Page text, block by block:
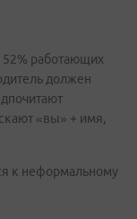
52% работающих
должен
«вы» + имя,
к неформальному